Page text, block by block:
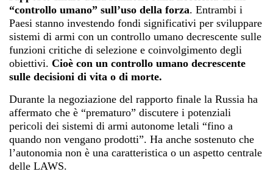
“controllo umano” sull’uso della forza. Entrambi i
Paesi stanno investendo fondi significativi per sviluppare
sistemi di armi con un controllo umano decrescente sulle
funzioni critiche di selezione e coinvolgimento degli
obiettivi. Cioè con un controllo umano decrescente
sulle decisioni di vita o di morte.
Durante la negoziazione del rapporto finale la Russia ha
affermato che è “prematuro” discutere i potenziali
pericoli dei sistemi di armi autonome letali “fino a
quando non vengano prodotti”. Ha anche sostenuto che
l’autonomia non è una caratteristica o un aspetto centrale
delle LAWS.